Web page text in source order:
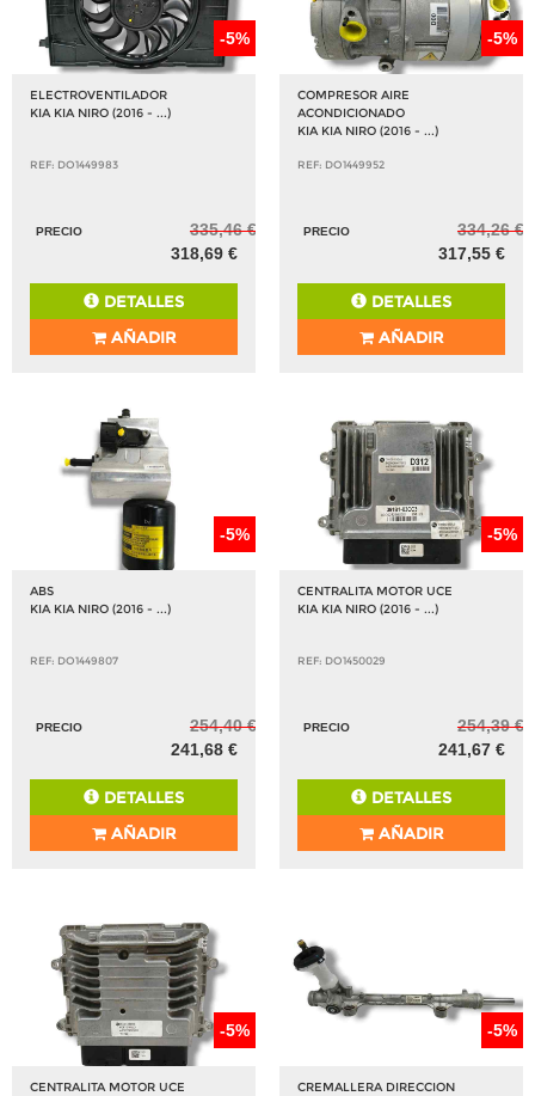
-5%
ELECTROVENTILADOR
KIA KIA NIRO (2016 - ...)
REF: DO1449983
PRECIO
335,46 €
318,69 €
DETALLES
AÑADIR
-5%
COMPRESOR AIRE
ACONDICIONADO
KIA KIA NIRO (2016 - ...)
REF: DO1449952
PRECIO
334,26 €
317,55 €
DETALLES
AÑADIR
-5%
ABS
KIA KIA NIRO (2016 - ...)
REF: DO1449807
PRECIO
254,40 €
241,68 €
DETALLES
AÑADIR
-5%
CENTRALITA MOTOR UCE
KIA KIA NIRO (2016 - ...)
REF: DO1450029
PRECIO
254,39 €
241,67 €
DETALLES
AÑADIR
-5%
CENTRALITA MOTOR UCE
-5%
CREMALLERA DIRECCION